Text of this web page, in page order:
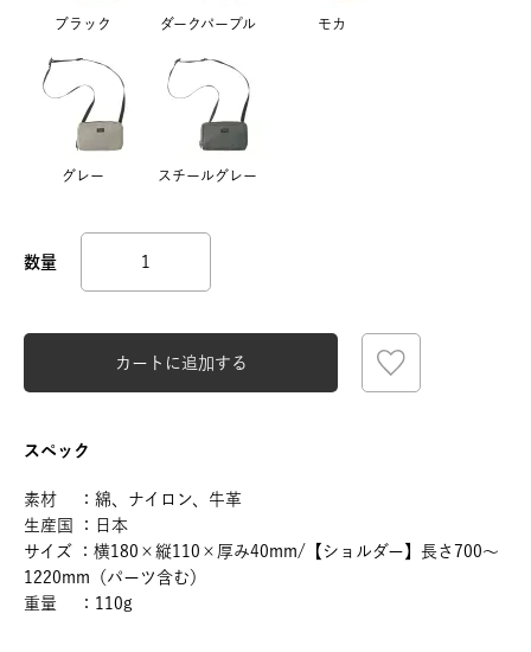
ブラック ダークパープル モカ
グレー スチールグレー
カートに追加する
スペック
素材 ：綿、ナイロン、牛革
生産国 ：日本
サイズ ：横180×縦110×厚み40mm/【ショルダー】長さ700～
1220mm（パーツ含む）
重量 ：110g